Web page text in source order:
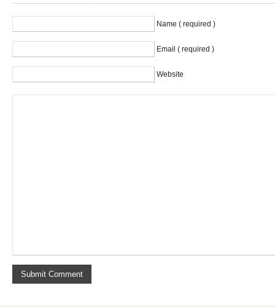
Name ( required )
Email ( required )
Website